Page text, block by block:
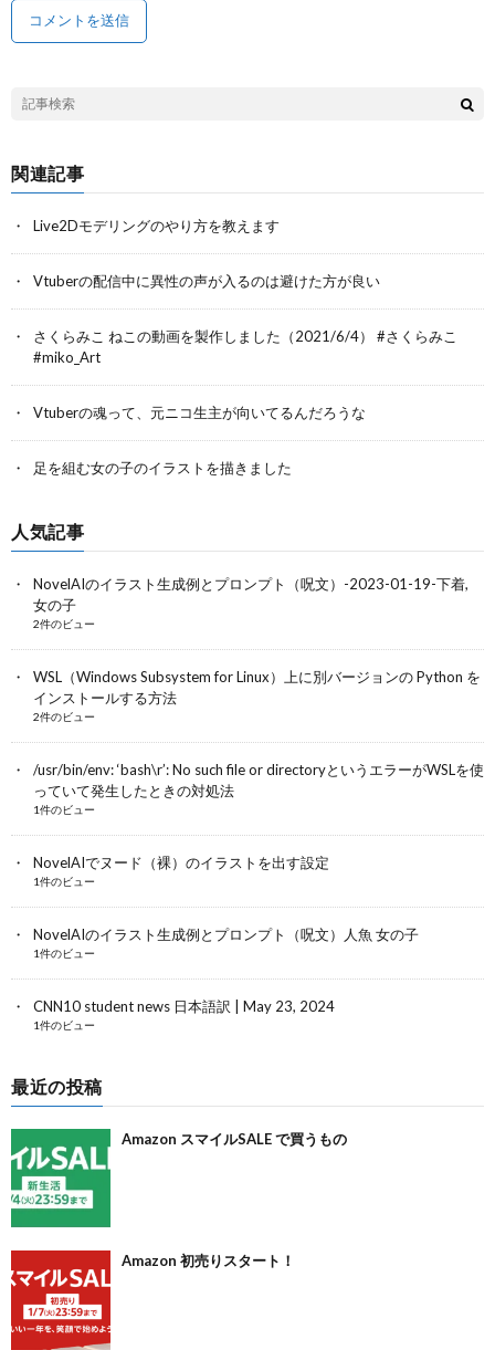
関連記事
Live2Dモデリングのやり方を教えます
Vtuberの配信中に異性の声が入るのは避けた方が良い
さくらみこ ねこの動画を製作しました（2021/6/4） #さくらみこ
#miko_Art
Vtuberの魂って、元ニコ生主が向いてるんだろうな
足を組む女の子のイラストを描きました
人気記事
NovelAIのイラスト生成例とプロンプト（呪文）-2023-01-19-下着,
女の子
2件のビュー
WSL（Windows Subsystem for Linux）上に別バージョンの Python を
インストールする方法
2件のビュー
/usr/bin/env: ‘bash\r’: No such file or directoryというエラーがWSLを使
っていて発生したときの対処法
1件のビュー
NovelAIでヌード（裸）のイラストを出す設定
1件のビュー
NovelAIのイラスト生成例とプロンプト（呪文）人魚 女の子
1件のビュー
CNN10 student news 日本語訳 | May 23, 2024
1件のビュー
最近の投稿
Amazon スマイルSALE で買うもの
Amazon 初売りスタート！